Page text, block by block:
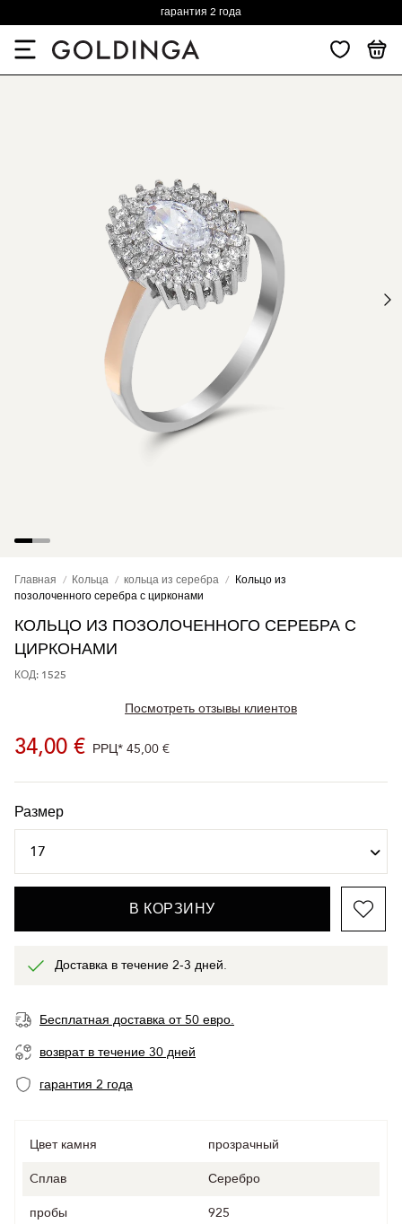
гарантия 2 года
Главная Кольца кольца из серебра
Кольцо из
позолоченного серебра с цирконами
КОЛЬЦО ИЗ ПОЗОЛОЧЕННОГО СЕРЕБРА С
ЦИРКОНАМИ
КОД: 1525
Посмотреть отзывы клиентов
34,00 € РРЦ* 45,00 €
Размер
В КОРЗИНУ
Доставка в течение 2-3 дней.
Бесплатная доставка от 50 евро.
возврат в течение 30 дней
гарантия 2 года
Цвет камня
прозрачный
Cплав
Серебро
пробы
925